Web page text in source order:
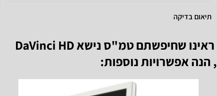
תיאום בדיקה
ראינו שחיפשתםטמ"ס נישא DaVinci HD
, הנה אפשרויות נוספות: